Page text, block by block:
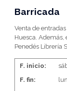
Barricada
Venta de
Huesca. Además,
Penedés Librería
F. inicio:
F. fin: